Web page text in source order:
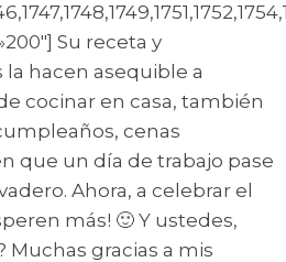
Su receta y
hacen asequible a
cocinar en casa, también
cenas
que un día de trabajo pase
Ahora, a celebrar el
más! 🙂 Y ustedes,
Muchas gracias a mis